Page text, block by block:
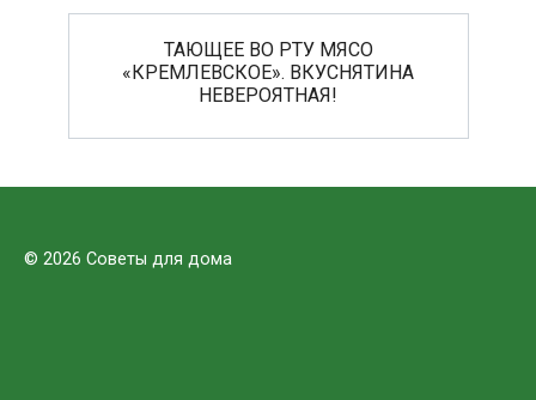
ТАЮЩЕЕ ВО РТУ МЯСО
«КРЕМЛЕВСКОЕ». ВКУСНЯТИНА
НЕВЕРОЯТНАЯ!
© 2026 Советы для дома